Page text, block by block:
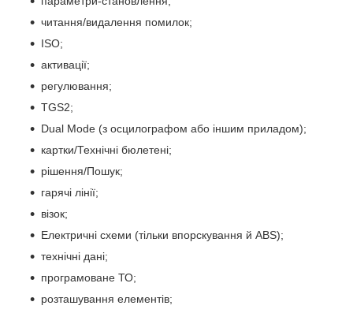
читання/видалення помилок;
ISO;
активації;
регулювання;
TGS2;
Dual Mode (з осцилографом або іншим приладом);
картки/Технічні бюлетені;
рішення/Пошук;
гарячі лінії;
візок;
Електричні схеми (тільки впорскування й ABS);
технічні дані;
програмоване ТО;
розташування елементів;